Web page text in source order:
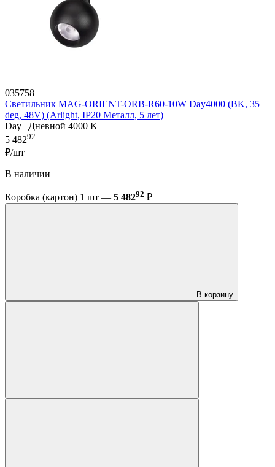
035758
Светильник MAG-ORIENT-ORB-R60-10W Day4000 (BK, 35
deg, 48V) (Arlight, IP20 Металл, 5 лет)
Day | Дневной 4000 K
5 48292
₽/шт
В наличии
Коробка (картон) 1 шт — 5 48292 ₽
В корзину